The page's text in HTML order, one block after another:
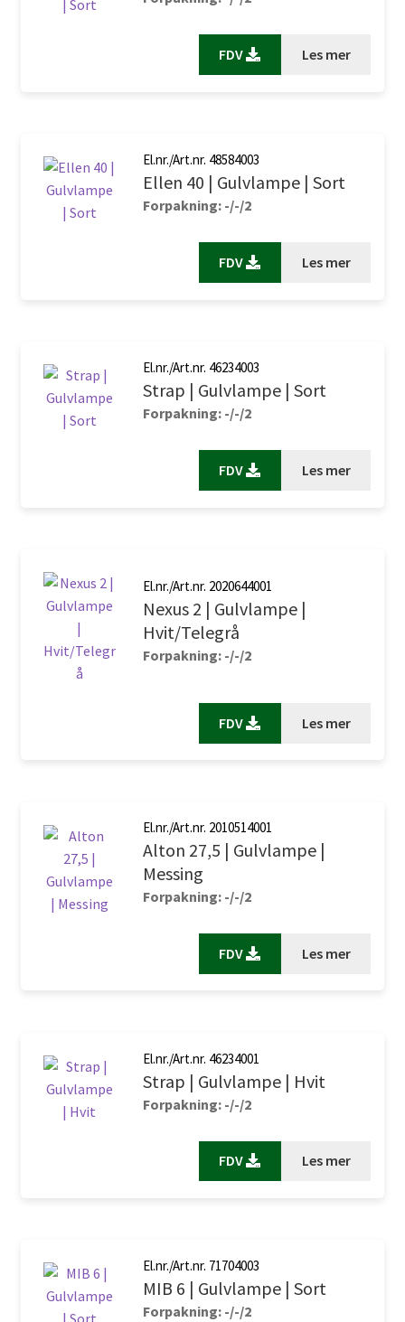
FDV Les mer
El.nr./Art.nr. 48584003
Ellen 40 | Gulvlampe | Sort
Forpakning: -/-/2
FDV Les mer
El.nr./Art.nr. 46234003
Strap | Gulvlampe | Sort
Forpakning: -/-/2
FDV Les mer
El.nr./Art.nr. 2020644001
Nexus 2 | Gulvlampe |
Hvit/Telegrå
Forpakning: -/-/2
FDV Les mer
El.nr./Art.nr. 2010514001
Alton 27,5 | Gulvlampe |
Messing
Forpakning: -/-/2
FDV Les mer
El.nr./Art.nr. 46234001
Strap | Gulvlampe | Hvit
Forpakning: -/-/2
FDV Les mer
El.nr./Art.nr. 71704003
MIB 6 | Gulvlampe | Sort
Forpakning: -/-/2